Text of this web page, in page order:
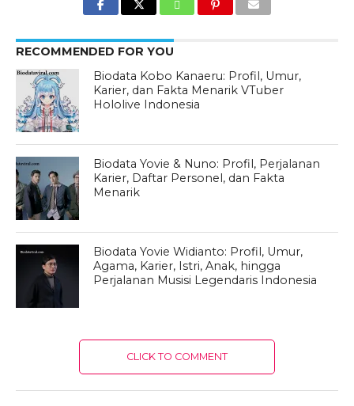
RECOMMENDED FOR YOU
Biodata Kobo Kanaeru: Profil, Umur,
Karier, dan Fakta Menarik VTuber
Hololive Indonesia
Biodata Yovie & Nuno: Profil, Perjalanan
Karier, Daftar Personel, dan Fakta
Menarik
Biodata Yovie Widianto: Profil, Umur,
Agama, Karier, Istri, Anak, hingga
Perjalanan Musisi Legendaris Indonesia
CLICK TO COMMENT